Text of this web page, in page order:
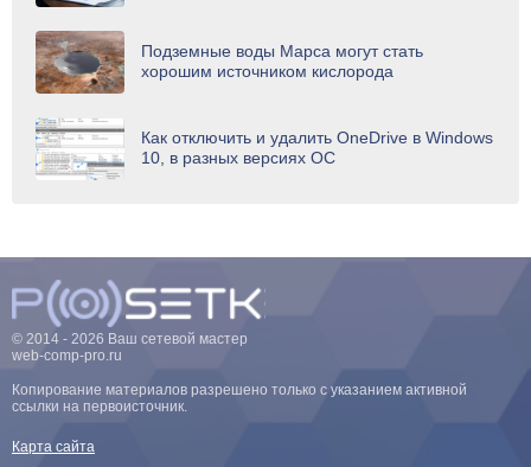
Подземные воды Марса могут стать
хорошим источником кислорода
Как отключить и удалить OneDrive в Windows
10, в разных версиях ОС
© 2014 - 2026 Ваш сетевой мастер
web-comp-pro.ru
Копирование материалов разрешено только с указанием активной
ссылки на первоисточник.
Карта сайта